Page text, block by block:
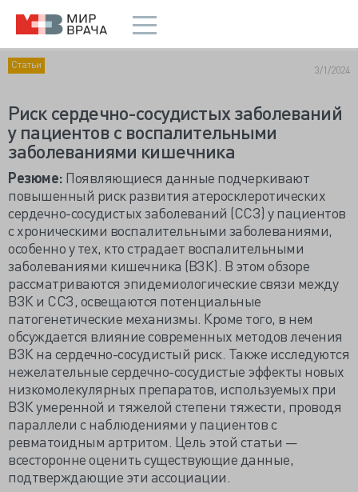
Статьи 3/1/2024
Риск сердечно-сосудистых заболеваний
у пациентов с воспалительными
заболеваниями кишечника
Резюме: Появляющиеся данные подчеркивают
повышенный риск развития атеросклеротических
сердечно-сосудистых заболеваний (ССЗ) у пациентов
с хроническими воспалительными заболеваниями,
особенно у тех, кто страдает воспалительными
заболеваниями кишечника (ВЗК). В этом обзоре
рассматриваются эпидемиологические связи между
ВЗК и ССЗ, освещаются потенциальные
патогенетические механизмы. Кроме того, в нем
обсуждается влияние современных методов лечения
ВЗК на сердечно-сосудистый риск. Также исследуются
нежелательные сердечно-сосудистые эффекты новых
низкомолекулярных препаратов, используемых при
ВЗК умеренной и тяжелой степени тяжести, проводя
параллели с наблюдениями у пациентов с
ревматоидным артритом. Цель этой статьи —
всесторонне оценить существующие данные,
подтверждающие эти ассоциации.